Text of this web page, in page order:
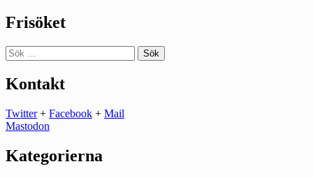
Frisöket
Sök
efter:
Kontakt
Twitter+ Facebook + Mail
Mastodon
Kategorierna